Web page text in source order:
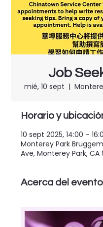
Job
mié, 10 sept
  |
Horario y
10 sept 2025, 14:00 –
Monterey Park
Ave, Monterey Park, CA
Acerca del evento